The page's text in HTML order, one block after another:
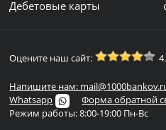
Дебетовые карты
Оцените наш сайт:
Напишите нам:
Whatsapp
Форма обратной
Режим работы: 8:00-19:00 Пн-Вс